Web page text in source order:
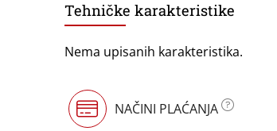
Tehničke karakteristike
Nema upisanih karakteristika.
NAČINI PLAĆANJA